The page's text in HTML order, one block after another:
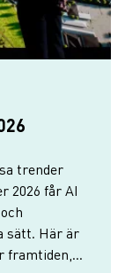
trender
2026 får AI
sätt. Här är
framtiden,